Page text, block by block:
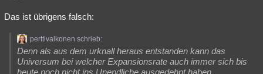
Das ist übrigens falsch:
perttivalkonen schrieb:
Denn als aus dem urknall heraus entstanden kann das
Universum bei welcher Expansionsrate auch immer sich bis
heute noch nicht ins Unendliche ausgedehnt haben.